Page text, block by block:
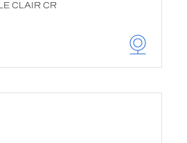
CLAIR CR